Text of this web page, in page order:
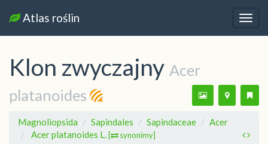
Atlas roślin
Klon zwyczajny Acer
platanoides
Magnoliopsida Sapindales Sapindaceae
Acer
Acer platanoides L. [ synonimy]